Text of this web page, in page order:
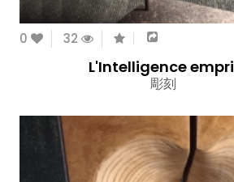
0 32
L'Intelligence empri
彫刻